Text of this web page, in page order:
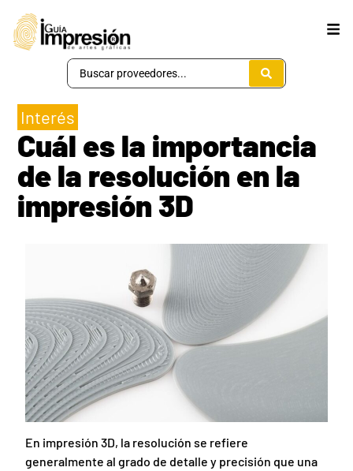
Interés
Cuál es la importancia
de la resolución en la
impresión 3D
En impresión 3D, la resolución se refiere
generalmente al grado de detalle y precisión que una